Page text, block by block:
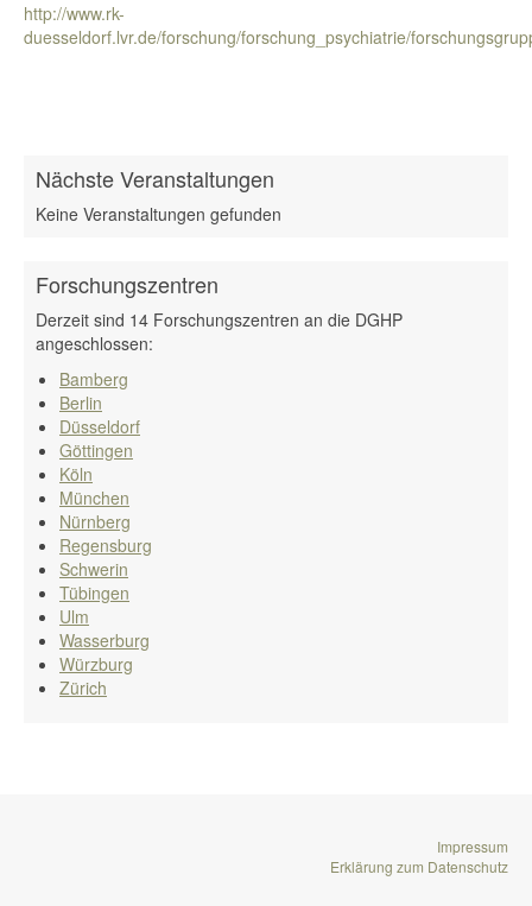
http://www.rk-
duesseldorf.lvr.de/forschung/forschung_psychiatrie/
Nächste Veranstaltungen
Keine Veranstaltungen gefunden
Forschungszentren
Derzeit sind 14 Forschungszentren an die DGHP
angeschlossen:
Bamberg
Berlin
Düsseldorf
Göttingen
Köln
München
Nürnberg
Regensburg
Schwerin
Tübingen
Ulm
Wasserburg
Würzburg
Zürich
Impressum
Erklärung zum Datenschutz